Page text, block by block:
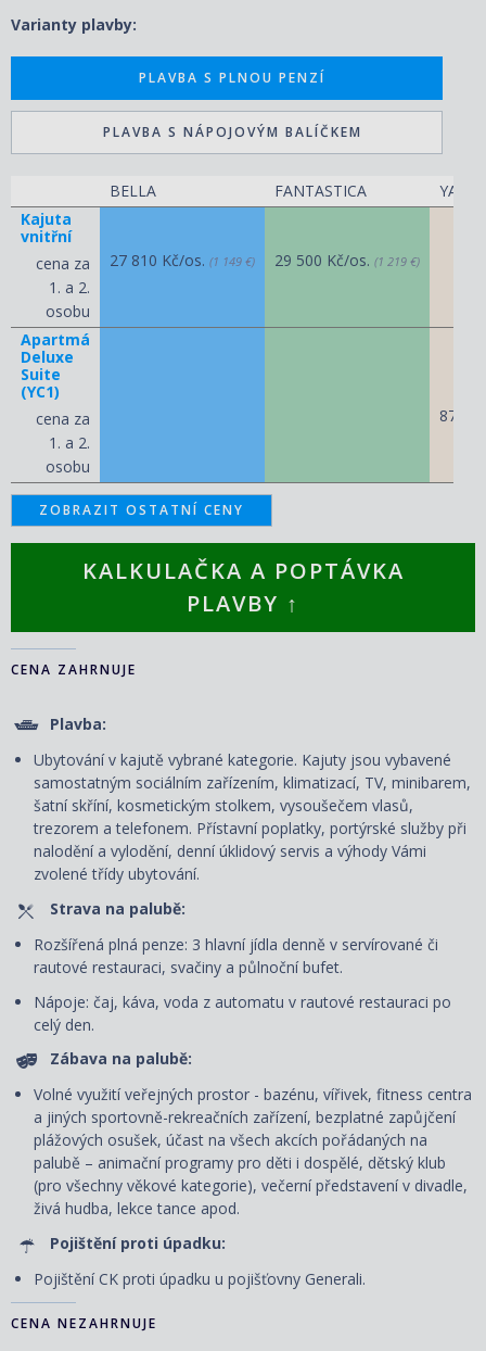
Varianty plavby:
PLAVBA S PLNOU PENZÍ
PLAVBA S NÁPOJOVÝM BALÍČKEM
BELLA FANTASTICA
Kajuta
vnitřní
cena za
1. a 2.
osobu
27 810 Kč/os. (1 149 €) 29 500 Kč/os. (1 219 €)
Apartmá
Deluxe
Suite
(YC1)
cena za
1. a 2.
osobu
87
ZOBRAZIT OSTATNÍ CENY
KALKULAČKA A POPTÁVKA
PLAVBY ↑
CENA ZAHRNUJE
Plavba:
Ubytování v kajutě vybrané kategorie. Kajuty jsou vybavené
samostatným sociálním zařízením, klimatizací, TV, minibarem,
šatní skříní, kosmetickým stolkem, vysoušečem vlasů,
trezorem a telefonem. Přístavní poplatky, portýrské služby při
nalodění a vylodění, denní úklidový servis a výhody Vámi
zvolené třídy ubytování.
Strava na palubě:
Rozšířená plná penze: 3 hlavní jídla denně v servírované či
rautové restauraci, svačiny a půlnoční bufet.
Nápoje: čaj, káva, voda z automatu v rautové restauraci po
celý den.
Zábava na palubě:
Volné využití veřejných prostor - bazénu, vířivek, fitness centra
a jiných sportovně-rekreačních zařízení, bezplatné zapůjčení
plážových osušek, účast na všech akcích pořádaných na
palubě – animační programy pro děti i dospělé, dětský klub
(pro všechny věkové kategorie), večerní představení v divadle,
živá hudba, lekce tance apod.
Pojištění proti úpadku:
Pojištění CK proti úpadku u pojišťovny Generali.
CENA NEZAHRNUJE